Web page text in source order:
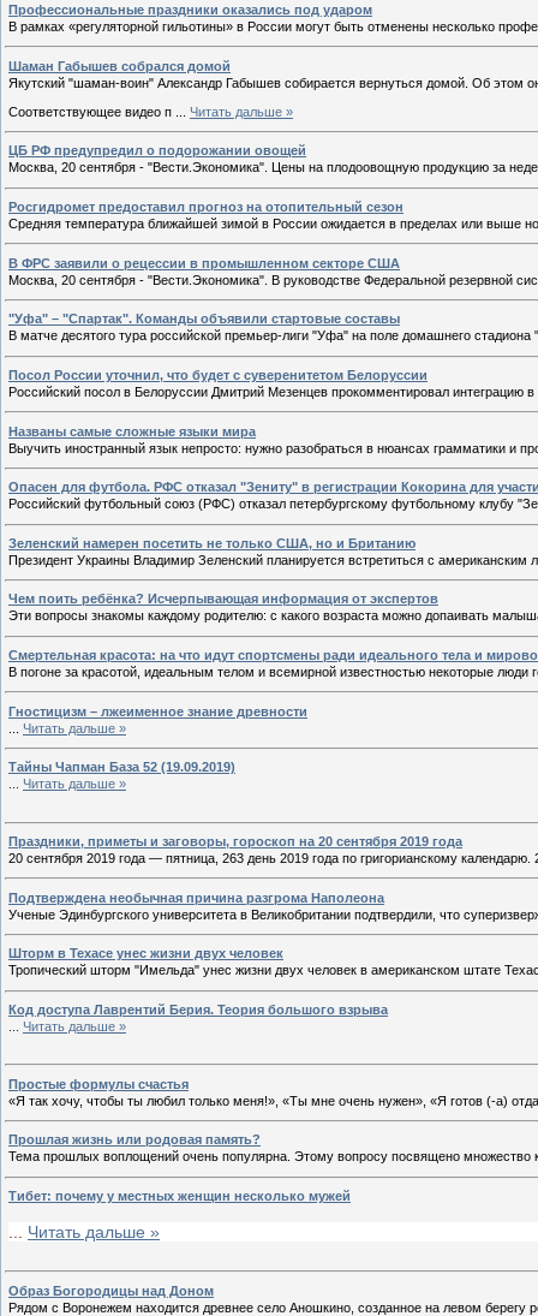
Профессиональные праздники оказались под ударом
В рамках «регуляторной гильотины» в России могут быть отменены несколько
Шаман Габышев собрался домой
Якутский "шаман-воин" Александр Габышев собирается вернуться домой. Об этом
Соответствующее видео п
Читать дальше »
ЦБ РФ предупредил о подорожании овощей
Москва, 20 сентября - "Вести.Экономика". Цены на плодоовощную продукцию за
Росгидромет предоставил прогноз на отопительный сезон
Средняя температура ближайшей зимой в России ожидается в пределах или выше
В ФРС заявили о рецессии в промышленном секторе США
Москва, 20 сентября - "Вести.Экономика". В руководстве Федеральной резервной
"Уфа" – "Спартак". Команды объявили стартовые составы
В матче десятого тура российской премьер-лиги "Уфа" на поле домашнего
Посол России уточнил, что будет с суверенитетом Белоруссии
Российский посол в Белоруссии Дмитрий Мезенцев прокомментировал
Названы самые сложные языки мира
Выучить иностранный язык непросто: нужно разобраться в нюансах грамматики и
Опасен для футбола. РФС отказал "Зениту" в регистрации Кокорина для
Российский футбольный союз (РФС) отказал петербургскому футбольному клубу
Зеленский намерен посетить не только США, но и Британию
Президент Украины Владимир Зеленский планируется встретиться с
Чем поить ребёнка? Исчерпывающая информация от экспертов
Эти вопросы знакомы каждому родителю: с какого возраста можно допаивать
Смертельная красота: на что идут спортсмены ради идеального тела и
В погоне за красотой, идеальным телом и всемирной известностью некоторые
Гностицизм – лжеименное знание древности
Читать дальше »
Тайны Чапман База 52 (19.09.2019)
... Читать дальше »
Праздники, приметы и заговоры, гороскоп на 20 сентября 2019 года
20 сентября 2019 года — пятница, 263 день 2019 года по григорианскому
Подтверждена необычная причина разгрома Наполеона
Ученые Эдинбургского университета в Великобритании подтвердили, что
Шторм в Техасе унес жизни двух человек
Тропический шторм "Имельда" унес жизни двух человек в американском штате
Код доступа Лаврентий Берия. Теория большого взрыва
Читать дальше »
Простые формулы счастья
«Я так хочу, чтобы ты любил только меня!», «Ты мне очень нужен», «Я готов (-а)
Прошлая жизнь или родовая память?
Тема прошлых воплощений очень популярна. Этому вопросу посвящено множество
Тибет: почему у местных женщин несколько мужей
Читать дальше »
Образ Богородицы над Доном
Рядом с Воронежем находится древнее село Аношкино, созданное на левом берегу